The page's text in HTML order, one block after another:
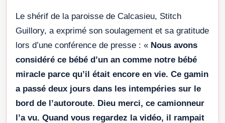
Le shérif de la paroisse de Calcasieu, Stitch
Guillory, a exprimé son soulagement et sa gratitude
lors d’une conférence de presse : « Nous avons
considéré ce bébé d’un an comme notre bébé
miracle parce qu’il était encore en vie. Ce gamin
a passé deux jours dans les intempéries sur le
bord de l’autoroute. Dieu merci, ce camionneur
l’a vu. Quand vous regardez la vidéo, il rampait